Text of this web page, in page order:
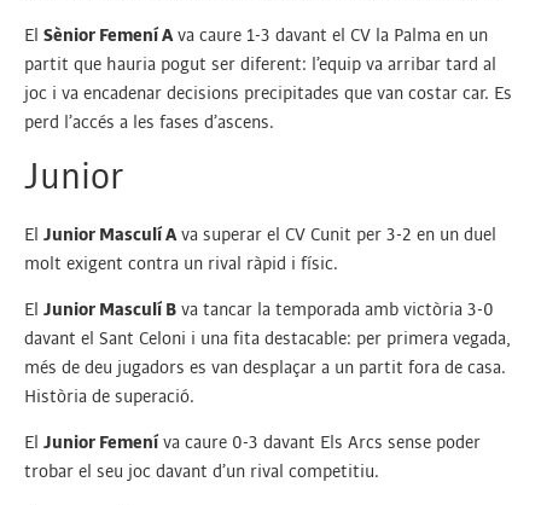
El Sènior Femení A va caure 1-3 davant el CV la Palma en un
partit que hauria pogut ser diferent: l’equip va arribar tard al
joc i va encadenar decisions precipitades que van costar car. Es
perd l’accés a les fases d’ascens.
Junior
El Junior Masculí A va superar el CV Cunit per 3-2 en un duel
molt exigent contra un rival ràpid i físic.
El Junior Masculí B va tancar la temporada amb victòria 3-0
davant el Sant Celoni i una fita destacable: per primera vegada,
més de deu jugadors es van desplaçar a un partit fora de casa.
Història de superació.
El Junior Femení va caure 0-3 davant Els Arcs sense poder
trobar el seu joc davant d’un rival competitiu.